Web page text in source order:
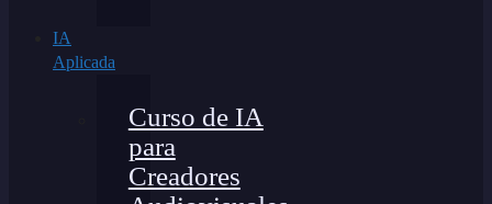
IA
Aplicada
Curso de IA
para
Creadores